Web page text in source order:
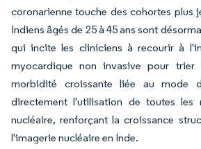
coronarienne touche des cohortes plus
Indiens âgés de 25 à 45 ans sont
qui incite les cliniciens à recourir à
myocardique non invasive pour trier
morbidité croissante liée au mode
directement l'utilisation de toutes les
nucléaire, renforçant la croissance
l'imagerie nucléaire en Inde.